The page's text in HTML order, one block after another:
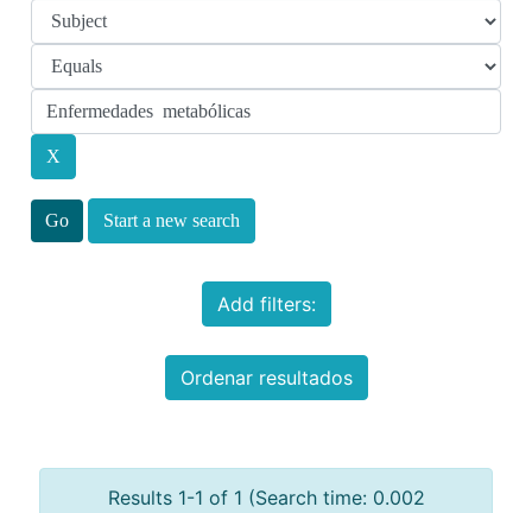
Start a new search
Add filters:
Ordenar resultados
Results 1-1 of 1 (Search time: 0.002